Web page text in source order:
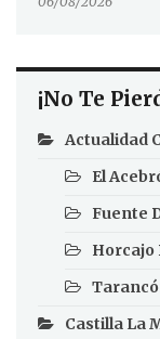
¡No Te
Actualidad
El
Fuente
Horcajo
Castilla La